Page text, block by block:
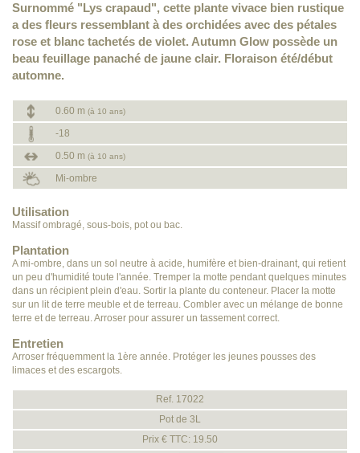
Surnommé "Lys crapaud", cette plante vivace bien rustique
a des fleurs ressemblant à des orchidées avec des pétales
rose et blanc tachetés de violet. Autumn Glow possède un
beau feuillage panaché de jaune clair. Floraison été/début
automne.
0.60 m (à 10 ans)
-18
0.50 m (à 10 ans)
Mi-ombre
Utilisation
Massif ombragé, sous-bois, pot ou bac.
Plantation
A mi-ombre, dans un sol neutre à acide, humifère et bien-drainant, qui retient
un peu d'humidité toute l'année. Tremper la motte pendant quelques minutes
dans un récipient plein d'eau. Sortir la plante du conteneur. Placer la motte
sur un lit de terre meuble et de terreau. Combler avec un mélange de bonne
terre et de terreau. Arroser pour assurer un tassement correct.
Entretien
Arroser fréquemment la 1ère année. Protéger les jeunes pousses des
limaces et des escargots.
Ref. 17022
Pot de 3L
Prix € TTC: 19.50